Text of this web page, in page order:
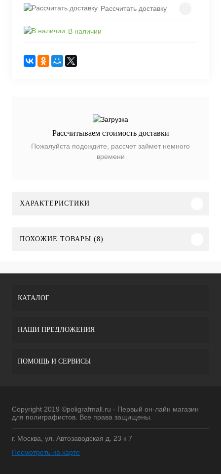
Рассчитать доставку
В наличии
Рассчитываем стоимость доставки
Пожалуйста подождите, рассчет займет немного
времени
ХАРАКТЕРИСТИКИ
ПОХОЖИЕ ТОВАРЫ (8)
КАТАЛОГ
НАШИ ПРЕДЛОЖЕНИЯ
ПОМОЩЬ И СЕРВИСЫ
Copyright 2019 ©poligrafmall.ru - Первый он-лайн магазин
для полиграфистов. Все права защищены.
г. Москва, ул. Автозаводская д. 23 к 7
Посмотреть на карте